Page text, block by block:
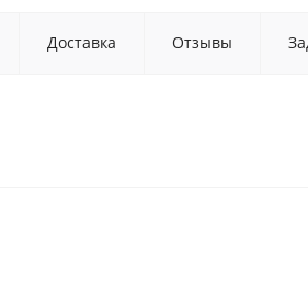
Доставка Отзывы